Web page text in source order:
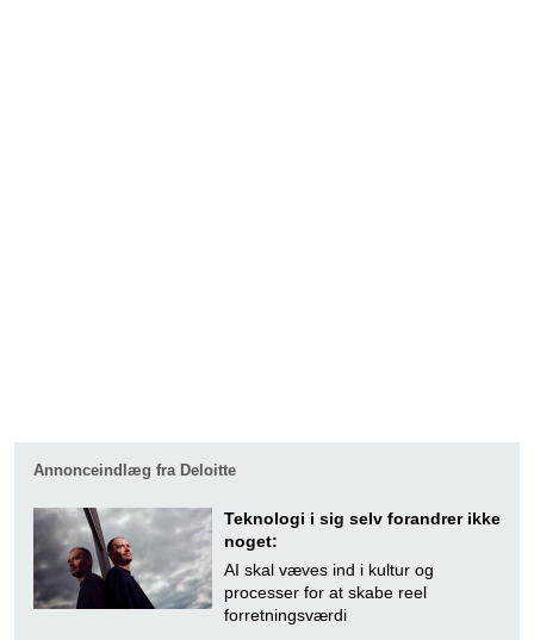
Annonceindlæg fra Deloitte
Teknologi i sig selv forandrer ikke
noget:
AI skal væves ind i kultur og
processer for at skabe reel
forretningsværdi